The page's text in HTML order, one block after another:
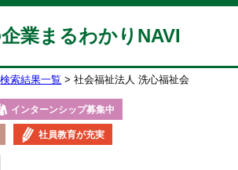
業まるわかりNAVI
検索結果一覧 社会福祉法人 洗心福祉会
インターンシップ募集中
社員教育が充実